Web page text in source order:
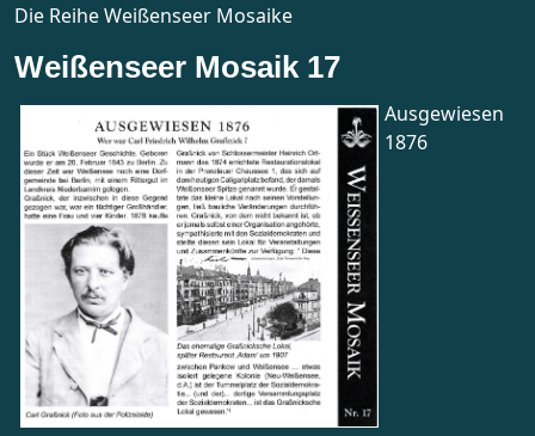
Die Reihe Weißenseer Mosaike
Weißenseer Mosaik 17
Ausgewiesen
1876